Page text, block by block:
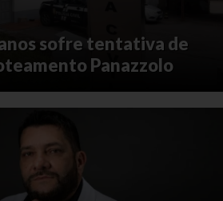
sofre tentativa de
Panazzolo